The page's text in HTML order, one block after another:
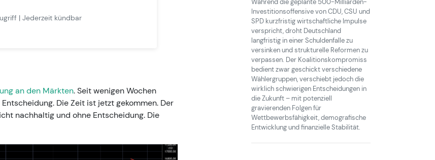
| Jederzeit kündbar
an den Märkten. Seit wenigen Wochen
Die Zeit ist jetzt gekommen. Der
nachhaltig und ohne Entscheidung. Die
Während die geplante 500-Milliarden-
Investitionsoffensive von CDU, CSU und
SPD kurzfristig wirtschaftliche Impulse
verspricht, droht Deutschland
langfristig in einer Schuldenfalle zu
versinken und strukturelle Reformen zu
verpassen. Der Koalitionskompromiss
bedient zwar geschickt verschiedene
Wählergruppen, verschiebt jedoch die
wirklich schwierigen Entscheidungen in
die Zukunft – mit potenziell
gravierenden Folgen für
Wettbewerbsfähigkeit, demografische
Entwicklung und finanzielle Stabilität.